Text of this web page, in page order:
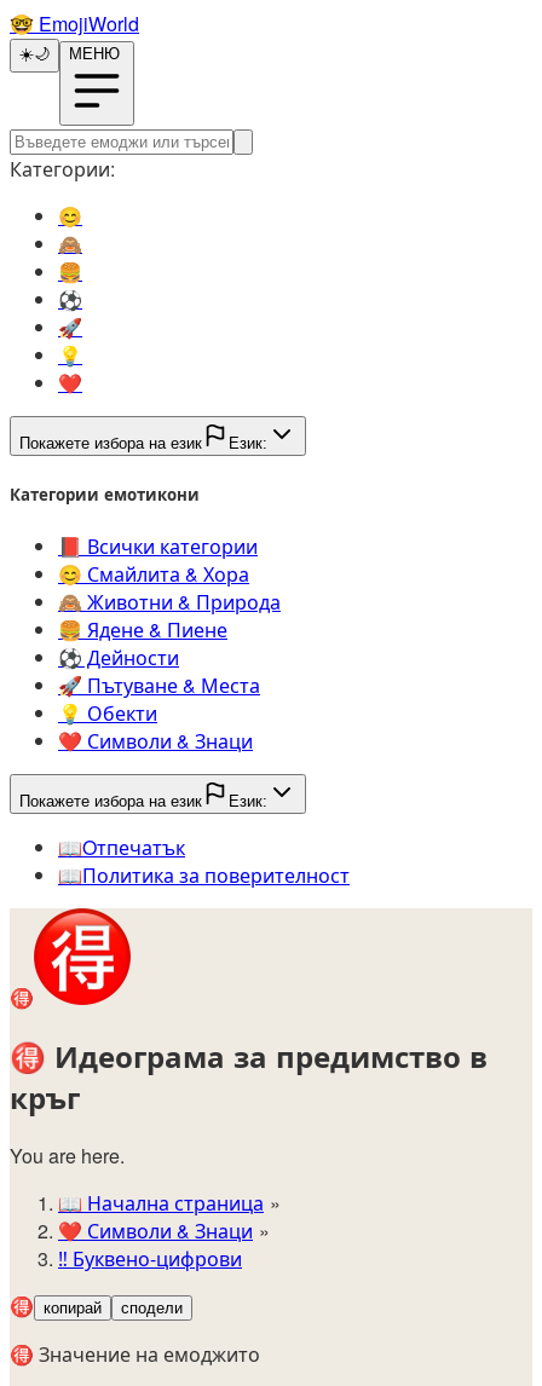
🤓️ EmojiWorld
☀️🌙 МЕНЮ
Категории:
😊️
🙈️
🍔️
⚽️
🚀️
💡️
❤️
Покажете избора на език Език:
Категории емотикони
📕️ Всички категории
😊️ Смайлита & Хора
🙈️ Животни & Природа
🍔️ Ядене & Пиене
⚽️ Дейности
🚀️ Пътуване & Места
💡️ Обекти
❤️ Символи & Знаци
Покажете избора на език Език:
📖️Oтпечатък
📖️Политика за поверителност
🉐
🉐 Идеограма за предимство в
кръг
You are here.
📖 Начална страница
❤️ Символи & Знаци
‼️ Буквено-цифрови
🉐 копирай сподели
🉐 Значение на емоджито